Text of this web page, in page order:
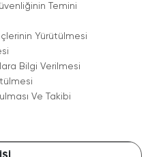
Temini
Yürütülmesi
Bilgi Verilmesi
Ve Takibi